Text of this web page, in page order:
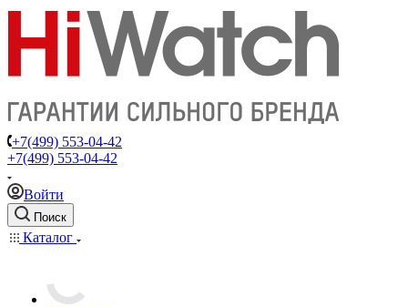
+7(499) 553-04-42
+7(499) 553-04-42
Войти
Поиск
Каталог